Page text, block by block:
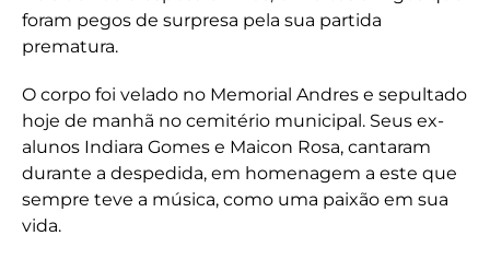
foram pegos de surpresa pela sua partida
prematura.
O corpo foi velado no Memorial Andres e sepultado
hoje de manhã no cemitério municipal. Seus ex-
alunos Indiara Gomes e Maicon Rosa, cantaram
durante a despedida, em homenagem a este que
sempre teve a música, como uma paixão em sua
vida.